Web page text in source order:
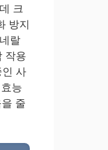
크
방지
랄
작용
사
능
줄